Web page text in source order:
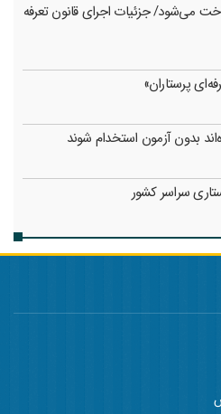
6 ماه تاخیر پرداخت می‌شود/ جزئیات اجرای قانون تعرفه
پرستاران»
بدون آزمون استخدام شوند
سراسر کشور